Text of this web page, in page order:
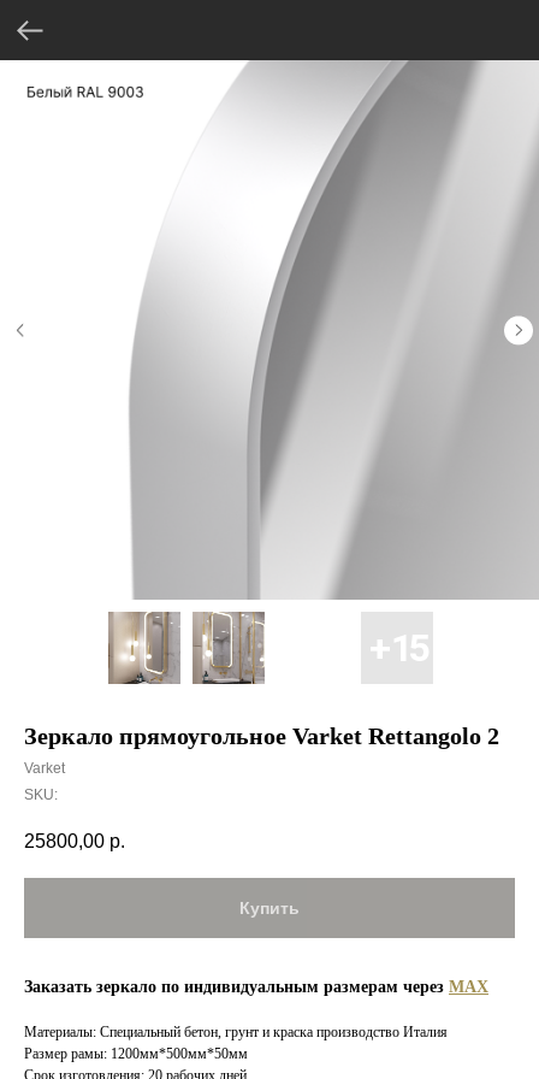
Зеркало прямоугольное Varket Rettangolo 2
Varket
SKU:
25800,00 р.
Купить
Заказать зеркало по индивидуальным размерам через MAX
Материалы: Специальный бетон, грунт и краска производство Италия
Размер рамы: 1200мм*500мм*50мм